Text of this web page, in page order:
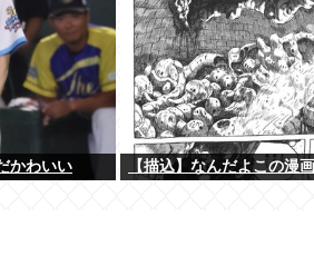
かわいい 【描込】なんだよこの漫